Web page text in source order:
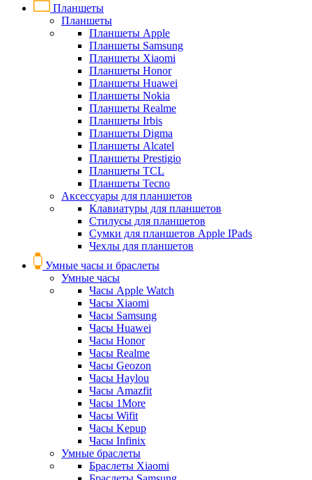
Планшеты
Планшеты
Планшеты Apple
Планшеты Samsung
Планшеты Xiaomi
Планшеты Honor
Планшеты Huawei
Планшеты Nokia
Планшеты Realme
Планшеты Irbis
Планшеты Digma
Планшеты Alcatel
Планшеты Prestigio
Планшеты TCL
Планшеты Tecno
Аксессуары для планшетов
Клавиатуры для планшетов
Стилусы для планшетов
Сумки для планшетов Apple IPads
Чехлы для планшетов
Умные часы и браслеты
Умные часы
Часы Apple Watch
Часы Xiaomi
Часы Samsung
Часы Huawei
Часы Honor
Часы Realme
Часы Geozon
Часы Haylou
Часы Amazfit
Часы 1More
Часы Wifit
Часы Kepup
Часы Infinix
Умные браслеты
Браслеты Xiaomi